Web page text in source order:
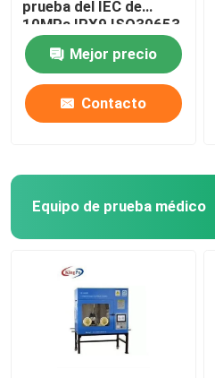
prueba del IEC de
10MPa IPX9 ISO30653
2006
Mejor precio
Contacto
Equipo de prueba médico